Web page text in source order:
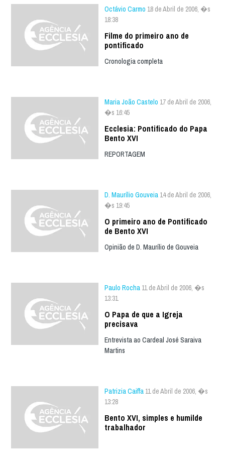
Octávio Carmo 18 de Abril de 2006, �s
18:38
Filme do primeiro ano de
pontificado
Cronologia completa
Maria João Castelo 17 de Abril de 2006,
�s 16:45
Ecclesia: Pontificado do Papa
Bento XVI
REPORTAGEM
D. Maurílio Gouveia 14 de Abril de 2006,
�s 19:45
O primeiro ano de Pontificado
de Bento XVI
Opinião de D. Maurílio de Gouveia
Paulo Rocha 11 de Abril de 2006, �s
13:31
O Papa de que a Igreja
precisava
Entrevista ao Cardeal José Saraiva
Martins
Patrizia Caiffa 11 de Abril de 2006, �s
13:28
Bento XVI, simples e humilde
trabalhador